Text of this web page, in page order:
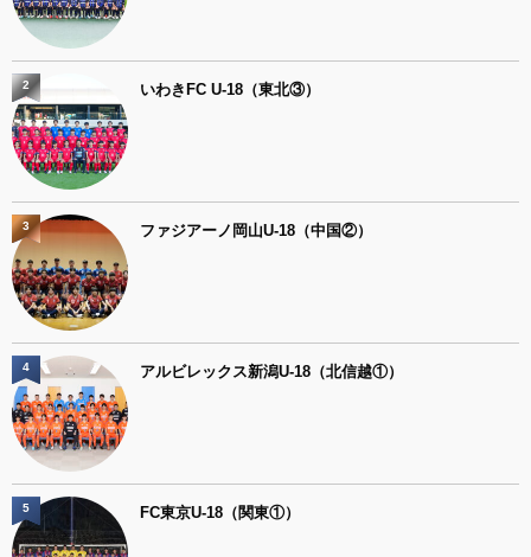
いわきFC U-18（東北③）
2
ファジアーノ岡山U-18（中国②）
3
アルビレックス新潟U-18（北信越①）
4
FC東京U-18（関東①）
5